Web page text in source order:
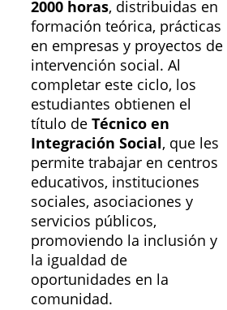
2000 horas, distribuidas en
formación teórica, prácticas
en empresas y proyectos de
intervención social. Al
completar este ciclo, los
estudiantes obtienen el
título de Técnico en
Integración Social, que les
permite trabajar en centros
educativos, instituciones
sociales, asociaciones y
servicios públicos,
promoviendo la inclusión y
la igualdad de
oportunidades en la
comunidad.